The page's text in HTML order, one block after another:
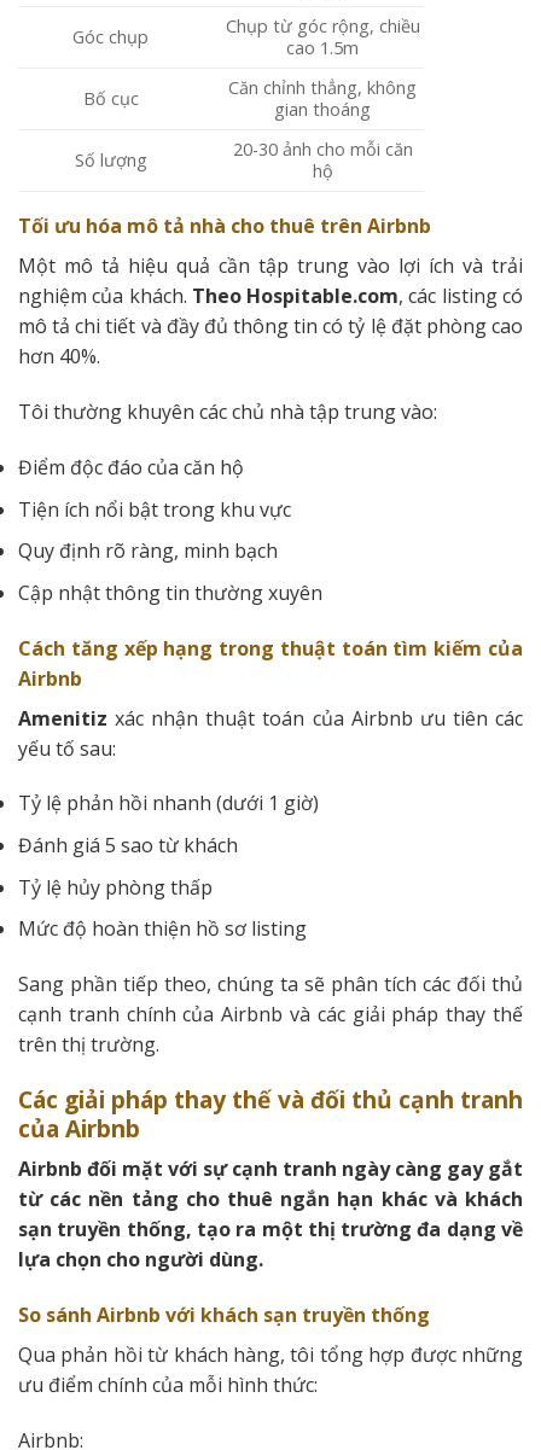
Góc chụp
Chụp từ góc rộng, chiều
cao 1.5m
Bố cục
Căn chỉnh thẳng, không
gian thoáng
Số lượng
20-30 ảnh cho mỗi căn
hộ
Tối ưu hóa mô tả nhà cho thuê trên Airbnb
Một mô tả hiệu quả cần tập trung vào lợi ích và trải
nghiệm của khách. Theo Hospitable.com, các listing có
mô tả chi tiết và đầy đủ thông tin có tỷ lệ đặt phòng cao
hơn 40%.
Tôi thường khuyên các chủ nhà tập trung vào:
Điểm độc đáo của căn hộ
Tiện ích nổi bật trong khu vực
Quy định rõ ràng, minh bạch
Cập nhật thông tin thường xuyên
Cách tăng xếp hạng trong thuật toán tìm kiếm của
Airbnb
Amenitiz xác nhận thuật toán của Airbnb ưu tiên các
yếu tố sau:
Tỷ lệ phản hồi nhanh (dưới 1 giờ)
Đánh giá 5 sao từ khách
Tỷ lệ hủy phòng thấp
Mức độ hoàn thiện hồ sơ listing
Sang phần tiếp theo, chúng ta sẽ phân tích các đối thủ
cạnh tranh chính của Airbnb và các giải pháp thay thế
trên thị trường.
Các giải pháp thay thế và đối thủ cạnh tranh
của Airbnb
Airbnb đối mặt với sự cạnh tranh ngày càng gay gắt
từ các nền tảng cho thuê ngắn hạn khác và khách
sạn truyền thống, tạo ra một thị trường đa dạng về
lựa chọn cho người dùng.
So sánh Airbnb với khách sạn truyền thống
Qua phản hồi từ khách hàng, tôi tổng hợp được những
ưu điểm chính của mỗi hình thức:
Airbnb: